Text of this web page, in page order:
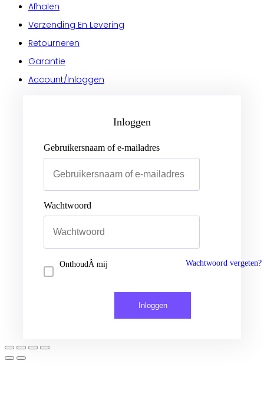
Afhalen
Verzending En Levering
Retourneren
Garantie
Account/Inloggen
Gebruikersnaam of e-mailadres
Wachtwoord
Inloggen